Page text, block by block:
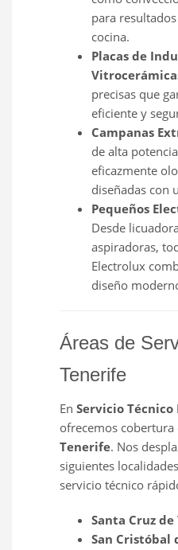
para
cocina.
Placas de
precisas que
eficiente y
Campanas
de alta
eficazmente
diseñadas con
Pequeños
Desde
aspiradoras,
Electrolux
diseño
Áreas de
Tenerife
En Servicio
ofrecemos cobertura
Tenerife. Nos
siguientes
servicio técnico
Santa Cruz
San Cristóbal